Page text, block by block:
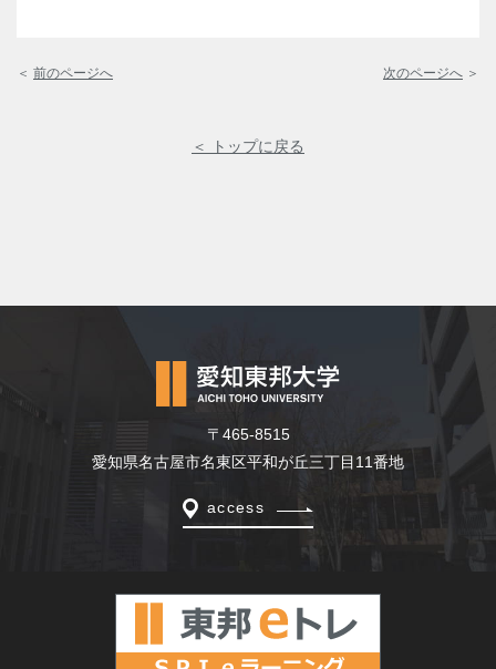
＜ 前のページへ 次のページへ ＞
＜ トップに戻る
〒465-8515
愛知県名古屋市名東区平和が丘三丁目11番地
access